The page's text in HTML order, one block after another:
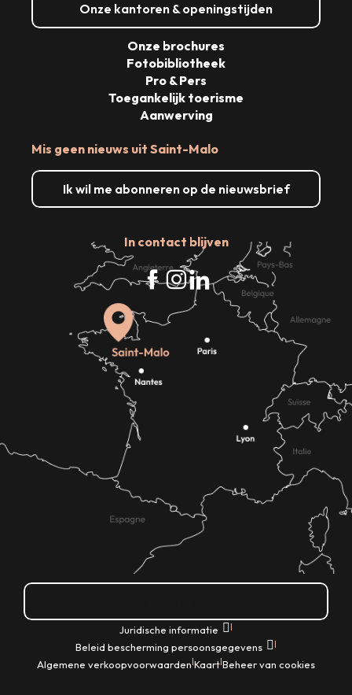
Onze kantoren & openingstijden
Mis geen nieuws uit Saint-Malo
Ik wil me abonneren op de nieuwsbrief
In contact blijven
Onze brochures
Fotobibliotheek
Pro & Pers
Toegankelijk toerisme
Aanwerving
Juridische informatie |
Beleid bescherming persoonsgegevens |
Algemene verkoopvoorwaarden|Kaart|Beheer van cookies